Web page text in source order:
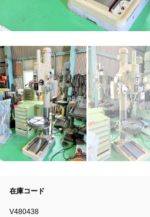
在庫コード
V480438